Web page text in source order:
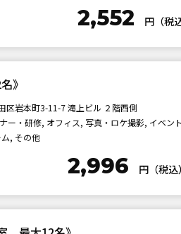
2,552 円（税
》
区岩本町3-11-7 滝上ビル ２階西側
ー・研修, オフィス, 写真・ロケ撮影, イベン
, その他
2,996 円（税込